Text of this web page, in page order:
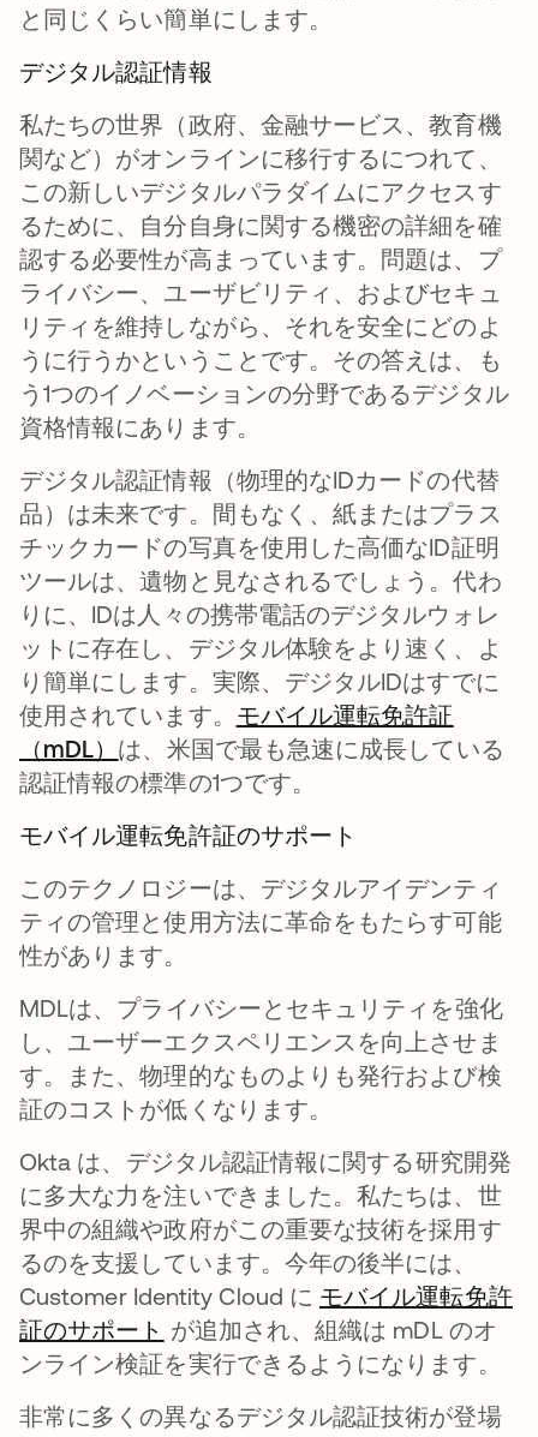
と同じくらい簡単にします。
デジタル認証情報
私たちの世界（政府、金融サービス、教育機
関など）がオンラインに移行するにつれて、
この新しいデジタルパラダイムにアクセスす
るために、自分自身に関する機密の詳細を確
認する必要性が高まっています。問題は、プ
ライバシー、ユーザビリティ、およびセキュ
リティを維持しながら、それを安全にどのよ
うに行うかということです。その答えは、も
う1つのイノベーションの分野であるデジタル
資格情報にあります。
デジタル認証情報（物理的なIDカードの代替
品）は未来です。間もなく、紙またはプラス
チックカードの写真を使用した高価なID証明
ツールは、遺物と見なされるでしょう。代わ
りに、IDは人々の携帯電話のデジタルウォレ
ットに存在し、デジタル体験をより速く、よ
り簡単にします。実際、デジタルIDはすでに
使用されています。 モバイル運転免許証
（mDL） 新しいタブで開く
は、米国で最も急速に成長している
認証情報の標準の1つです。
モバイル運転免許証のサポート
このテクノロジーは、デジタルアイデンティ
ティの管理と使用方法に革命をもたらす可能
性があります。
MDLは、プライバシーとセキュリティを強化
し、ユーザーエクスペリエンスを向上させま
す。また、物理的なものよりも発行および検
証のコストが低くなります。
Okta は、デジタル認証情報に関する研究開発
に多大な力を注いできました。私たちは、世
界中の組織や政府がこの重要な技術を採用す
るのを支援しています。今年の後半には、
Customer Identity Cloud に モバイル運転免許
証のサポート 新しいタブで開く
が追加され、組織は mDL のオ
ンライン検証を実行できるようになります。
非常に多くの異なるデジタル認証技術が登場